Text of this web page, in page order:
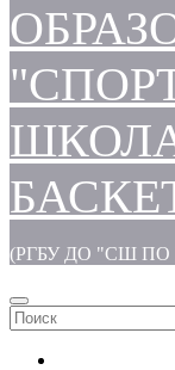
(РГБУ ДО "СШ ПО